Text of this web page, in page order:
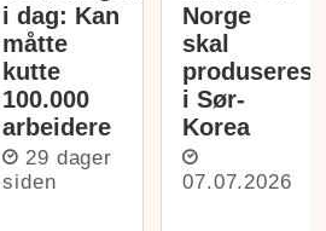
i dag: Kan
måtte
kutte
100.000
arbeidere
29 dager
siden
Norge
skal
produseres
i Sør-
Korea
07.07.2026